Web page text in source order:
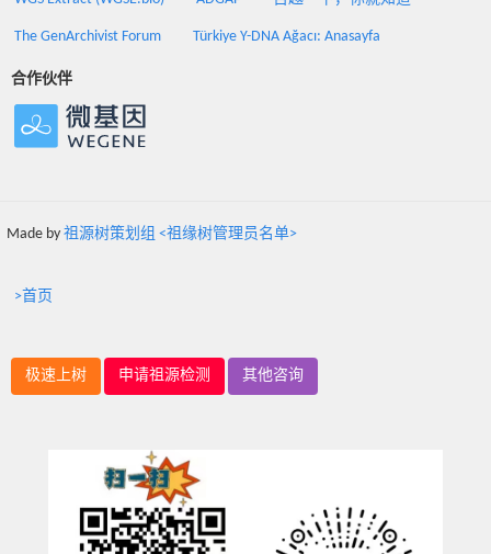
The GenArchivist Forum Türkiye Y-DNA Ağacı: Anasayfa
合作伙伴
Made by 祖源树策划组 <祖缘树管理员名单>
>首页
极速上树 申请祖源检测 其他咨询